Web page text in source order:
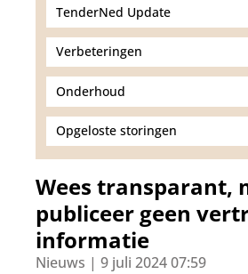
TenderNed Update
Verbeteringen
Onderhoud
Opgeloste storingen
Wees transparant,
publiceer geen
informatie
Nieuws | 9 juli 2024 07:59